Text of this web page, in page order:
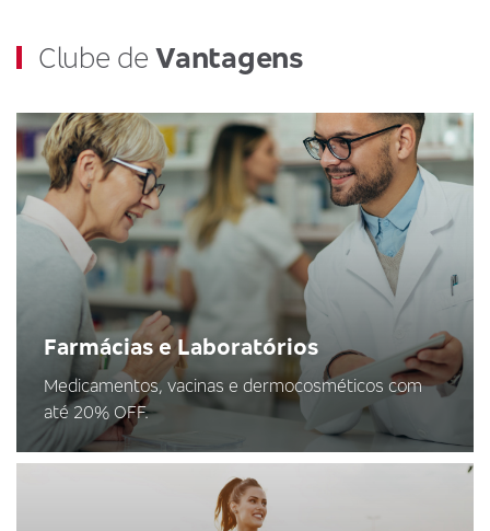
Clube deVantagens
Farmácias e Laboratórios
Medicamentos, vacinas e dermocosméticos com
até 20% OFF.